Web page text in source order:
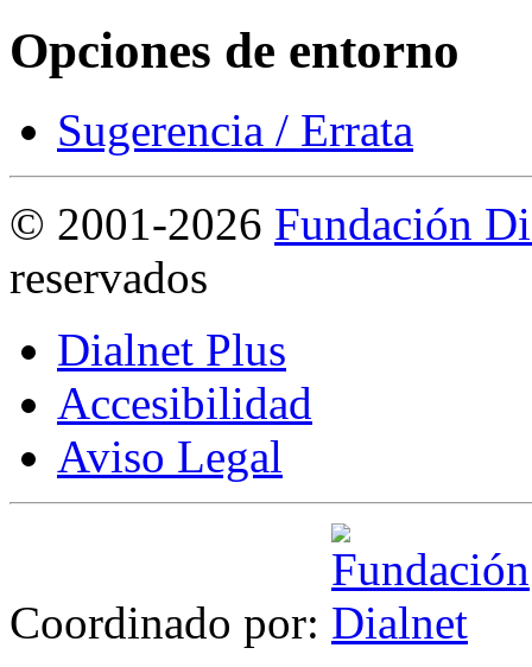
Opciones de entorno
Sugerencia / Errata
© 2001-2026 Fundación
reservados
Dialnet Plus
Accesibilidad
Aviso Legal
Coordinado por: